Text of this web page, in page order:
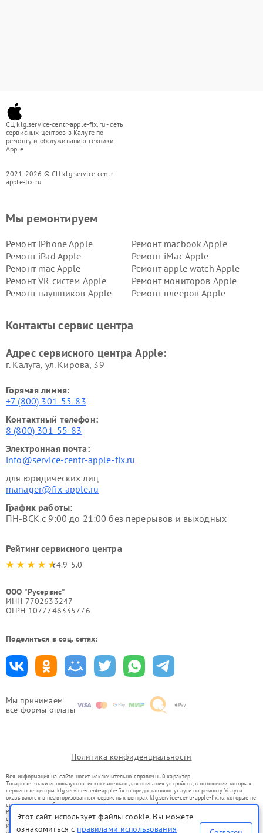
СЦ klg.service-centr-apple-fix.ru - сеть
сервисных центров в Калуге по
ремонту и обслуживанию техники
Apple
2021-2026 © СЦ klg.service-centr-
apple-fix.ru
Мы принимаем
все формы оплаты
Мы ремонтируем
Ремонт iPhone Apple
Ремонт macbook Apple
Ремонт iPad Apple
Ремонт iMac Apple
Ремонт mac Apple
Ремонт apple watch Apple
Ремонт VR систем Apple
Ремонт мониторов Apple
Ремонт наушников Apple
Ремонт плееров Apple
Контакты сервис центра
Адрес сервисного центра Apple:
г. Калуга, ул. Кирова, 39
Горячая линия:
+7 (800) 301-55-83
Контактный телефон:
8 (800) 301-55-83
Электронная почта:
info@service-centr-apple-fix.ru
для юридических лиц
manager@fix-apple.ru
График работы:
ПН-ВСК с 9:00 до 21:00 без перерывов и выходных
Рейтинг сервисного центра
4.9-5.0
ООО "Русервис"
ИНН 7702633247
ОГРН 1077746335776
Поделиться в соц. сетях:
Политика конфиденциальности
Вся информация на сайте носит исключительно справочный характер.
Товарные знаки используются исключительно для описания устройств, в отношении которых
сервисные центры klg.service-centr-apple-fix.ru предоставляют услуги по ремонту. Услуги
оказываются в неавторизованных сервисных центрах klg.service-centr-apple-fix.ru, которые не
связаны с правообладателями товарных знаков или их официальными представителями.
Ремонт осуществляется для устройств, уже введенных в гражданский оборот в соответствии
со статьей 1487 ГК РФ.
Использование товарных знаков не преследует цели индивидуализации услуг или введения
Этот сайт использует файлы cookie. Вы можете
ознакомиться с правилами использования